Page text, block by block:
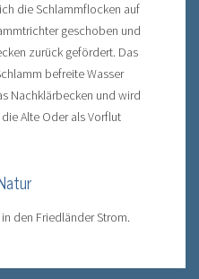
die Schlammflocken auf
geschoben und
zurück gefördert. Das
befreite Wasser
Nachklärbecken und wird
Alte Oder als Vorflut
den Friedländer Strom.